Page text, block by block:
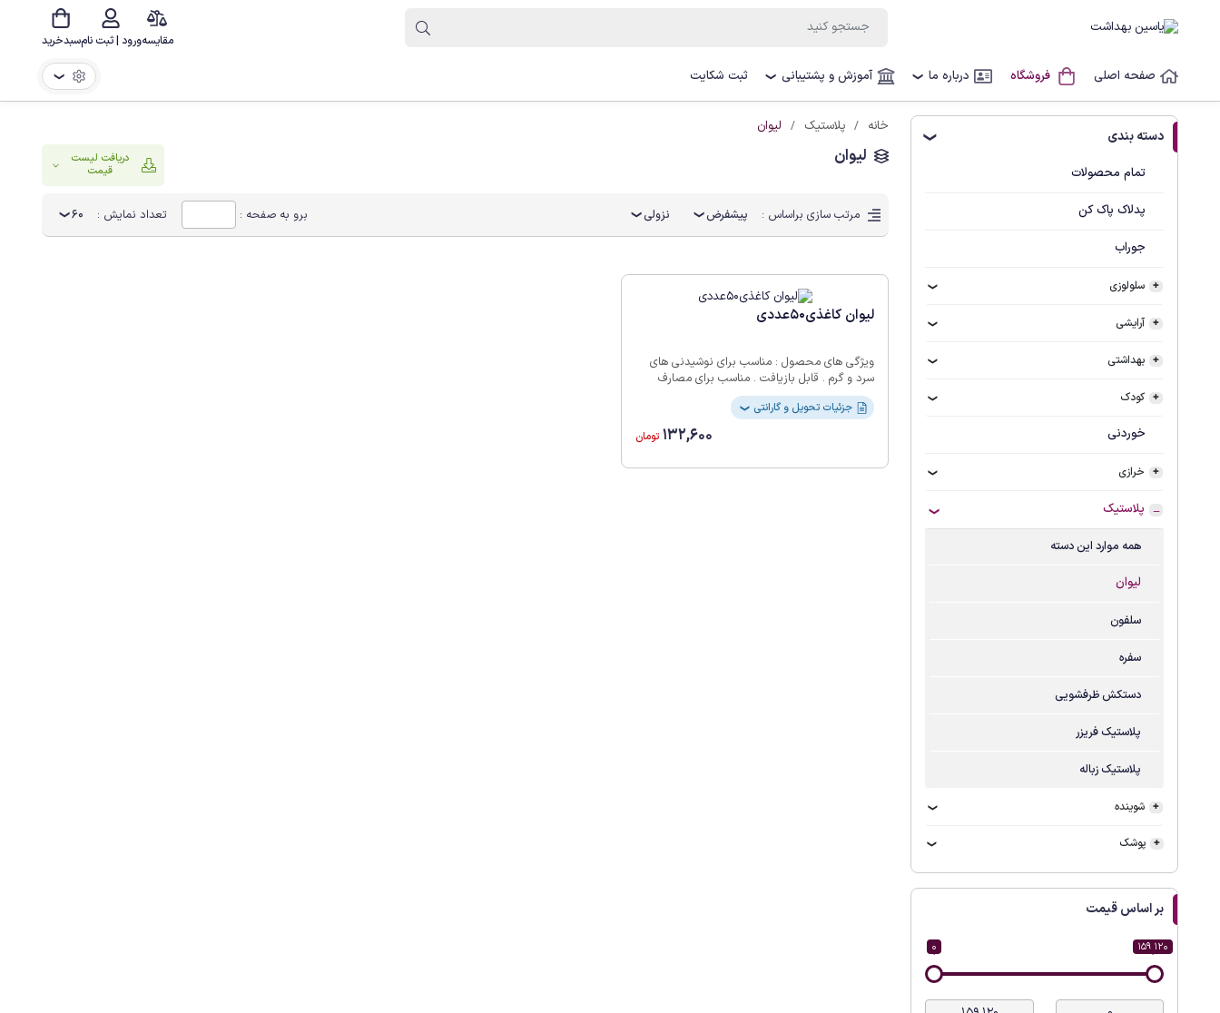
سبدخریدورود | ثبت ناممقایسه
صفحه اصلی فروشگاه درباره ما ❯ آموزش و پشتیبانی ❯ ثبت شکایت ❯
دسته بندی ❯
تمام محصولات
پدلاک پاک کن
جوراب
سلولوزی
آرایشی
بهداشتی
کودک
خوردنی
خرازی
پلاستیک
همه موارد این دسته
لیوان
سلفون
سفره
دستکش ظرفشویی
پلاستیک فریزر
پلاستیک زباله
شوینده
پوشک
بر اساس قیمت
0 159 120
خانه پلاستیک لیوان
لیوان
دریافت لیست
قیمت
مرتب سازی براساس : پیشفرض نزولی برو به صفحه : تعداد نمایش : 60
لیوان کاغذی50عددی
ویژگی های محصول : مناسب برای نوشیدنی های
سرد و گرم . قابل بازیافت . مناسب برای مصارف
خانگی و رستوران ها
جزئیات تحویل و گارانتی ❯
132,600 تومان